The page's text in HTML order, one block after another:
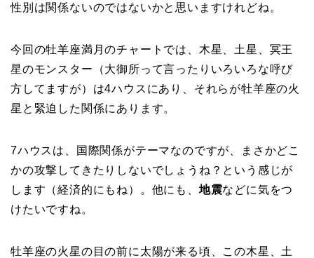
性別は関係ないのではないかと思いますけれどね。
今回の牡羊座満月のチャートでは、木星、土星、冥王
星のモンスター（大御所って言ったりいろいろな呼び
方してますが）は4ハウスにあり、それらが牡羊座の火
星と緊迫した関係にあります。
7ハウスは、国際関係がテーマなのですが、まさかどこ
かの攻撃してきたりしないでしょうね？という感じが
します（経済的にもね）。他にも、 地震などに気をつ
けたいですね。
牡羊座の火星の目の前に太陽が来る頃、この木星、土